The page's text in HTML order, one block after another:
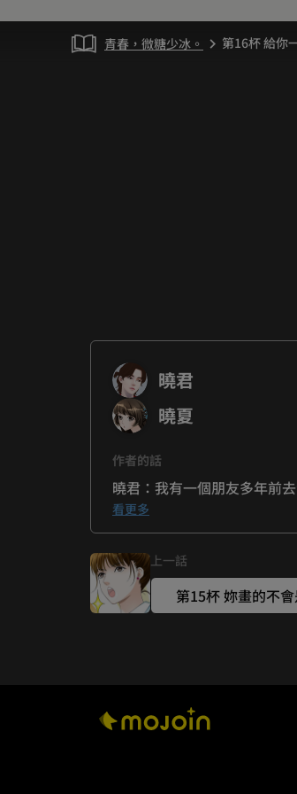
青春，微糖少冰。 chevron_right 第16杯 給你
曉君
曉夏
作者的話
曉君：我有一個朋友多年前
派畫作，她說她氣得想當
曉夏：謹恩真的是超級暖
看更多
上一話
第15杯 妳畫的不